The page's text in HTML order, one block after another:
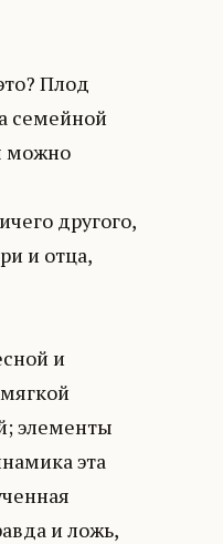
Плод
семейной
можно
другого,
и отца,
и
элементы
эта
и ложь,